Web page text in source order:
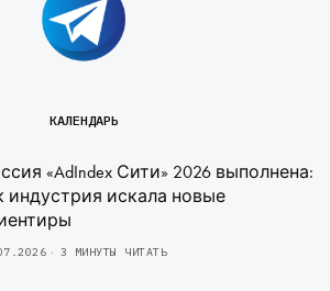
КАЛЕНДАРЬ
«AdIndex Сити» 2026 выполнена:
индустрия искала новые
3 МИНУТЫ ЧИТАТЬ